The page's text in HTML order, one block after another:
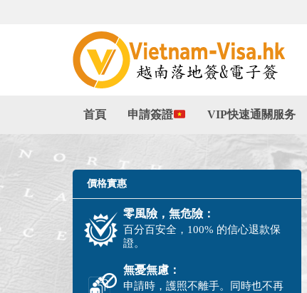
首頁 申請簽證 VIP快速通關服务
價格實惠
零風險，無危險：
百分百安全，100% 的信心退款保
證。
無憂無慮：
申請時，護照不離手。同時也不再